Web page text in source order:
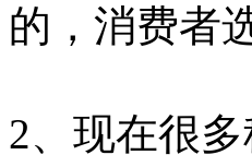
的，消费者
2、现在很